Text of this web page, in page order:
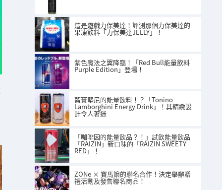
這是遊戲力保美達！評測那個力保美達的
果凍飲料「力保美達JELLY」！
紫色魔法之翼降臨！「Red Bull能量飲料
Purple Edition」登場！
藍寶堅尼的能量飲料！？「Tonino
Lamborghini Energy Drink」！其精緻設
計令人著迷
「咖啡因的能量飲品？！」試飲能量飲品
「RAIZIN」新口味的「RAIZIN SWEETY
RED」！
ZONe × 賽馬娘的聯名合作！決定舉辦贈
禮活動及發售聯名商品！